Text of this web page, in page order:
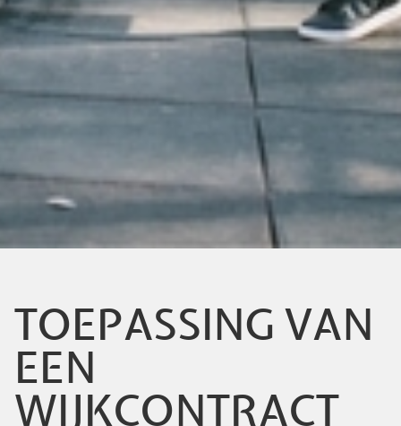
TOEPASSING VAN
EEN
WIJKCONTRACT